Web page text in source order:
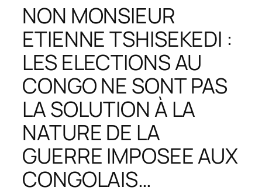
NON MONSIEUR
ETIENNE TSHISEKEDI :
LES ELECTIONS AU
CONGO NE SONT PAS
LA SOLUTION À LA
NATURE DE LA
GUERRE IMPOSEE AUX
CONGOLAIS…